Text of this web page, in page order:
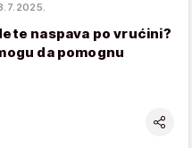
naspava po vrućini?
da pomognu